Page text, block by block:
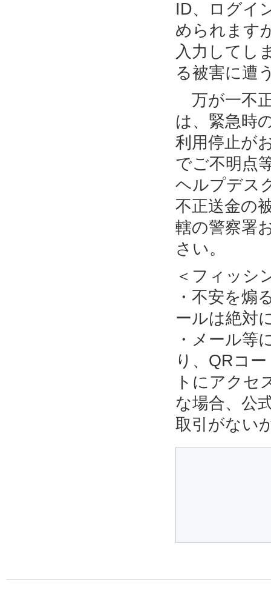
ID、ログイ
められます
入力してし
る被害に遭
万が一不
は、緊急時
利用停止が
でご不明点
ヘルプデス
不正送金の
轄の警察署
さい。
＜フィッシ
・不安を煽
ールは絶対
・メール等
り、QRコ
トにアクセ
な場合、公
取引がない